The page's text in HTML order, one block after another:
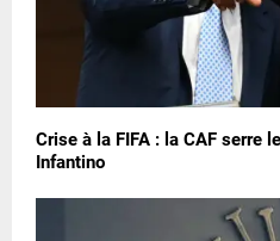
Crise à la FIFA : la CAF serre
Infantino